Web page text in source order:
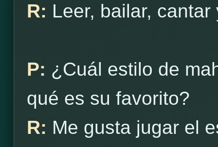
R: Leer, bailar,
P: ¿Cuál estilo de
qué es su favorito?
R: Me gusta jugar el